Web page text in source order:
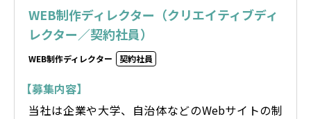
WEB制作ディレクター（クリエイティブディ
レクター／契約社員）
WEB制作ディレクター 契約社員
【募集内容】
当社は企業や大学、自治体などのWebサイトの制